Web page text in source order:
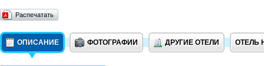
Распечатать
ОПИСАНИЕ ФОТОГРАФИИ ДРУГИЕ ОТЕЛИ ОТЕЛЬ